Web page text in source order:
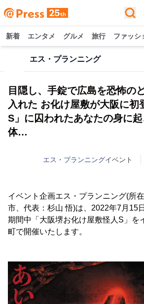
新着 エンタメ グルメ 旅行 ファッシ
エス・プランニング
目隠し、手錠で広島を恐怖の
入れた お化け屋敷が大阪に初
S」に囚われたあなたの身に
体…
エス・プランニングイベント
イベント企画エス・プランニング(所
市、代表：杉山 悟)は、2022年7月15
期間中「大阪堺お化け屋敷怪人S」を
町で開催いたします。